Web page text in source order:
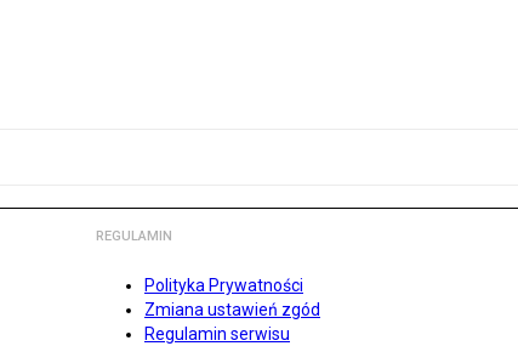
REGULAMIN
Polityka Prywatności
Zmiana ustawień zgód
Regulamin serwisu